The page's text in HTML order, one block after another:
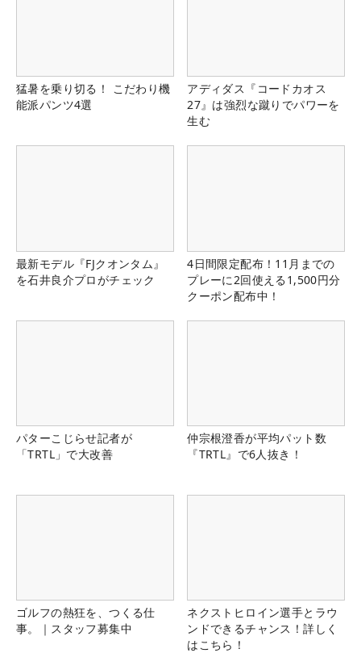
猛暑を乗り切る！ こだわり機
能派パンツ4選
アディダス『コードカオス
27』は強烈な蹴りでパワーを
生む
最新モデル『FJクオンタム』
を石井良介プロがチェック
4日間限定配布！11月までの
プレーに2回使える1,500円分
クーポン配布中！
パターこじらせ記者が
「TRTL」で大改善
仲宗根澄香が平均パット数
『TRTL』で6人抜き！
ゴルフの熱狂を、つくる仕
事。｜スタッフ募集中
ネクストヒロイン選手とラウ
ンドできるチャンス！詳しく
はこちら！